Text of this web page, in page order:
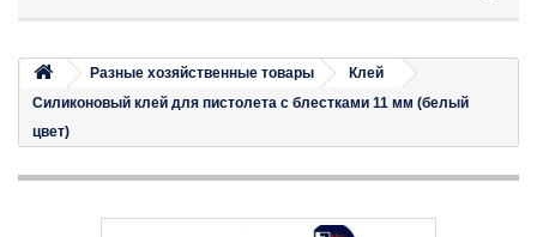
Разные хозяйственные товары
Клей
Силиконовый клей для пистолета с блестками 11 мм (белый
цвет)